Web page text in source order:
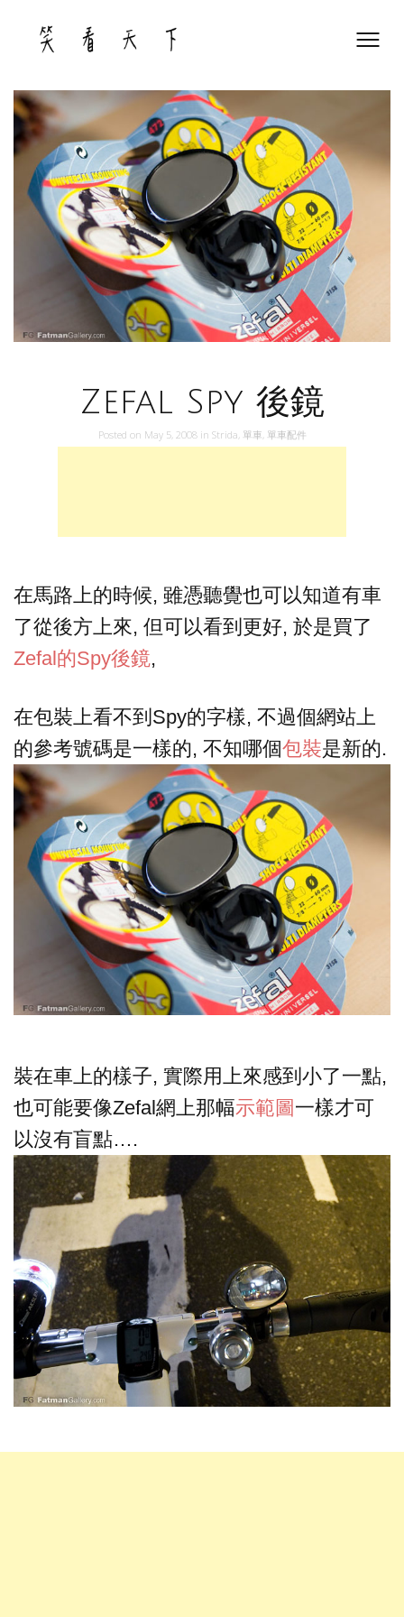
content
Zefal Spy 後鏡
Posted on May 5, 2008 in Strida 單車 單車配件
在馬路上的時候, 雖憑聽覺也可以知道有車
了從後方上來, 但可以看到更好, 於是買了
Zefal的Spy後鏡,
在包裝上看不到Spy的字樣, 不過個網站上
的參考號碼是一樣的, 不知哪個包裝是新的.
裝在車上的樣子, 實際用上來感到小了一點,
也可能要像Zefal網上那幅示範圖 一樣才可
以沒有盲點….